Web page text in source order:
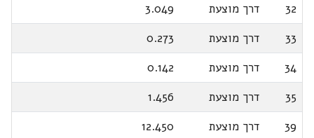
32
דרך מוצעת
3.049
33
דרך מוצעת
0.273
34
דרך מוצעת
0.142
35
דרך מוצעת
1.456
39
דרך מוצעת
12.450